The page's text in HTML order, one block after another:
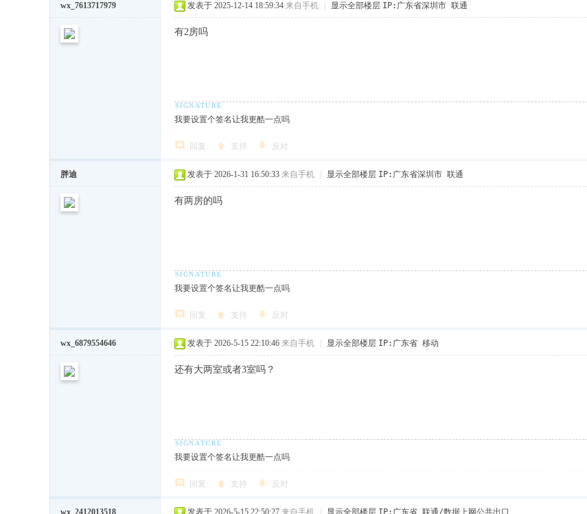
wx_7613717979 发表于 2025-12-14 18:59:34 来自手机 显示全部楼层 IP:广东省深圳市 联通
有2房吗
我要设置个签名让我更酷一点吗
回复 支持 反对
胖迪 发表于 2026-1-31 16:50:33 来自手机 显示全部楼层 IP:广东省深圳市 联通
有两房的吗
我要设置个签名让我更酷一点吗
回复 支持 反对
wx_6879554646 发表于 2026-5-15 22:10:46 来自手机 显示全部楼层 IP:广东省 移动
还有大两室或者3室吗？
我要设置个签名让我更酷一点吗
回复 支持 反对
wx_2412013518 发表于 2026-5-15 22:50:27 来自手机 显示全部楼层 IP:广东省 联通/数据上网公共出口